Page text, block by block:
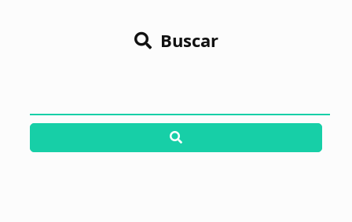
Buscar